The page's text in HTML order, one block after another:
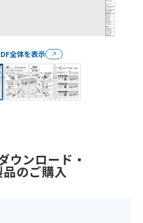
全体を表示
ウンロード・
品のご購入